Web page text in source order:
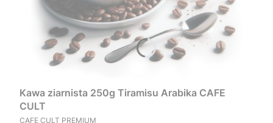
Kawa ziarnista 250g Tiramisu Arabika CAFE
CULT
PRODUCENT
CAFE CULT PREMIUM